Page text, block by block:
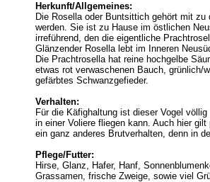
Herkunft/Allgemeines:
Die Rosella oder Buntsittich gehört mit
werden. Sie ist zu Hause im östlichen
irreführend, den die eigentliche
Glänzender Rosella lebt im Inneren
Die Prachtrosella hat reine hochgelbe
etwas rot verwaschenen Bauch, grünlich/
gefärbtes Schwanzgefieder.
Verhalten:
Für die Käfighaltung ist dieser Vogel
in einer Voliere fliegen kann. Auch hier
ein ganz anderes Brutverhalten, denn in
Pflege/Futter:
Hirse, Glanz, Hafer, Hanf,
Grassamen, frische Zweige, sowie viel